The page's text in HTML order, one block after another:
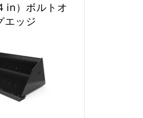
in）ボルトオ
エッジ